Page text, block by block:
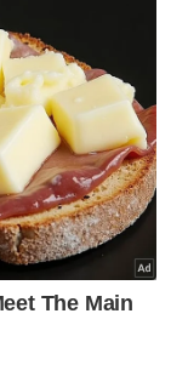
anggota
-